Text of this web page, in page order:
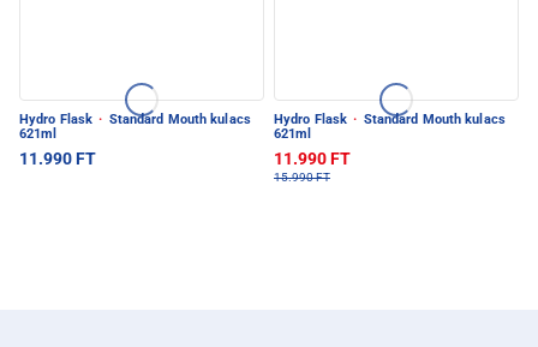
Hydro Flask · Standard Mouth kulacs
621ml
11.990 FT
Hydro Flask · Standard Mouth kulacs
621ml
11.990 FT
15.990 FT